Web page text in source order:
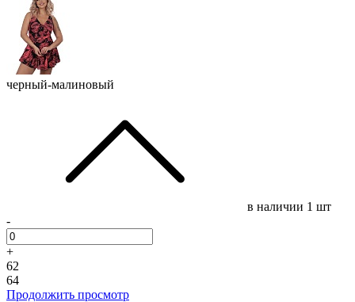
черный-малиновый
в наличии 1 шт
-
+
62
64
Продолжить просмотр